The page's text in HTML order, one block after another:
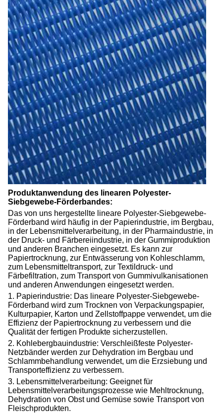
Produktanwendung des linearen Polyester-
Siebgewebe-Förderbandes:
Das von uns hergestellte lineare Polyester-Siebgewebe-
Förderband wird häufig in der Papierindustrie, im Bergbau,
in der Lebensmittelverarbeitung, in der Pharmaindustrie, in
der Druck- und Färbereiindustrie, in der Gummiproduktion
und anderen Branchen eingesetzt. Es kann zur
Papiertrocknung, zur Entwässerung von Kohleschlamm,
zum Lebensmitteltransport, zur Textildruck- und
Färbefiltration, zum Transport von Gummivulkanisationen
und anderen Anwendungen eingesetzt werden.
1. Papierindustrie: Das lineare Polyester-Siebgewebe-
Förderband wird zum Trocknen von Verpackungspapier,
Kulturpapier, Karton und Zellstoffpappe verwendet, um die
Effizienz der Papiertrocknung zu verbessern und die
Qualität der fertigen Produkte sicherzustellen.
2. Kohlebergbauindustrie: Verschleißfeste Polyester-
Netzbänder werden zur Dehydration im Bergbau und
Schlammbehandlung verwendet, um die Erzsiebung und
Transporteffizienz zu verbessern.
3. Lebensmittelverarbeitung: Geeignet für
Lebensmittelverarbeitungsprozesse wie Mehltrocknung,
Dehydration von Obst und Gemüse sowie Transport von
Fleischprodukten.